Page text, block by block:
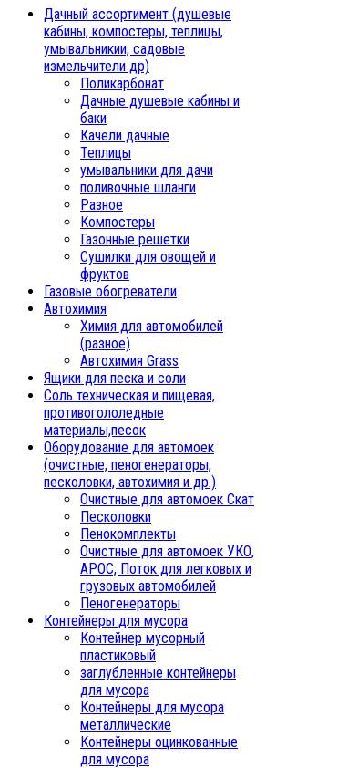
Дачный ассортимент (душевые
кабины, компостеры, теплицы,
умывальникии, садовые
измельчители др)
Поликарбонат
Дачные душевые кабины и
баки
Качели дачные
Теплицы
умывальники для дачи
поливочные шланги
Разное
Компостеры
Газонные решетки
Сушилки для овощей и
фруктов
Газовые обогреватели
Автохимия
Химия для автомобилей
(разное)
Автохимия Grass
Ящики для песка и соли
Соль техническая и пищевая,
противогололедные
материалы,песок
Oборудование для автомоек
(очистные, пеногенераторы,
песколовки, автохимия и др.)
Очистные для автомоек Скат
Песколовки
Пенокомплекты
Очистные для автомоек УКО,
АРОС, Поток для легковых и
грузовых автомобилей
Пеногенераторы
Контейнеры для мусора
Контейнер мусорный
пластиковый
заглубленные контейнеры
для мусора
Контейнеры для мусора
металлические
Контейнеры оцинкованные
для мусора